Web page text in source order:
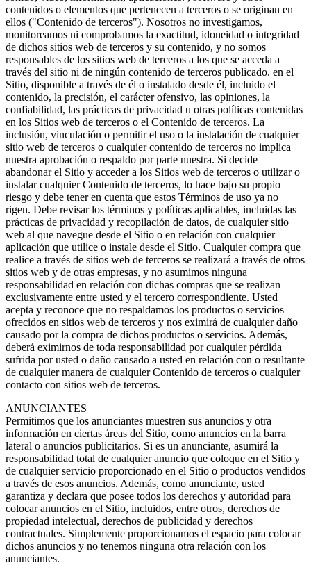
contenidos o elementos que pertenecen a terceros o se originan en
ellos ("Contenido de terceros"). Nosotros no investigamos,
monitoreamos ni comprobamos la exactitud, idoneidad o integridad
de dichos sitios web de terceros y su contenido, y no somos
responsables de los sitios web de terceros a los que se acceda a
través del sitio ni de ningún contenido de terceros publicado. en el
Sitio, disponible a través de él o instalado desde él, incluido el
contenido, la precisión, el carácter ofensivo, las opiniones, la
confiabilidad, las prácticas de privacidad u otras políticas contenidas
en los Sitios web de terceros o el Contenido de terceros. La
inclusión, vinculación o permitir el uso o la instalación de cualquier
sitio web de terceros o cualquier contenido de terceros no implica
nuestra aprobación o respaldo por parte nuestra. Si decide
abandonar el Sitio y acceder a los Sitios web de terceros o utilizar o
instalar cualquier Contenido de terceros, lo hace bajo su propio
riesgo y debe tener en cuenta que estos Términos de uso ya no
rigen. Debe revisar los términos y políticas aplicables, incluidas las
prácticas de privacidad y recopilación de datos, de cualquier sitio
web al que navegue desde el Sitio o en relación con cualquier
aplicación que utilice o instale desde el Sitio. Cualquier compra que
realice a través de sitios web de terceros se realizará a través de otros
sitios web y de otras empresas, y no asumimos ninguna
responsabilidad en relación con dichas compras que se realizan
exclusivamente entre usted y el tercero correspondiente. Usted
acepta y reconoce que no respaldamos los productos o servicios
ofrecidos en sitios web de terceros y nos eximirá de cualquier daño
causado por la compra de dichos productos o servicios. Además,
deberá eximirnos de toda responsabilidad por cualquier pérdida
sufrida por usted o daño causado a usted en relación con o resultante
de cualquier manera de cualquier Contenido de terceros o cualquier
contacto con sitios web de terceros.
ANUNCIANTES
Permitimos que los anunciantes muestren sus anuncios y otra
información en ciertas áreas del Sitio, como anuncios en la barra
lateral o anuncios publicitarios. Si es un anunciante, asumirá la
responsabilidad total de cualquier anuncio que coloque en el Sitio y
de cualquier servicio proporcionado en el Sitio o productos vendidos
a través de esos anuncios. Además, como anunciante, usted
garantiza y declara que posee todos los derechos y autoridad para
colocar anuncios en el Sitio, incluidos, entre otros, derechos de
propiedad intelectual, derechos de publicidad y derechos
contractuales. Simplemente proporcionamos el espacio para colocar
dichos anuncios y no tenemos ninguna otra relación con los
anunciantes.